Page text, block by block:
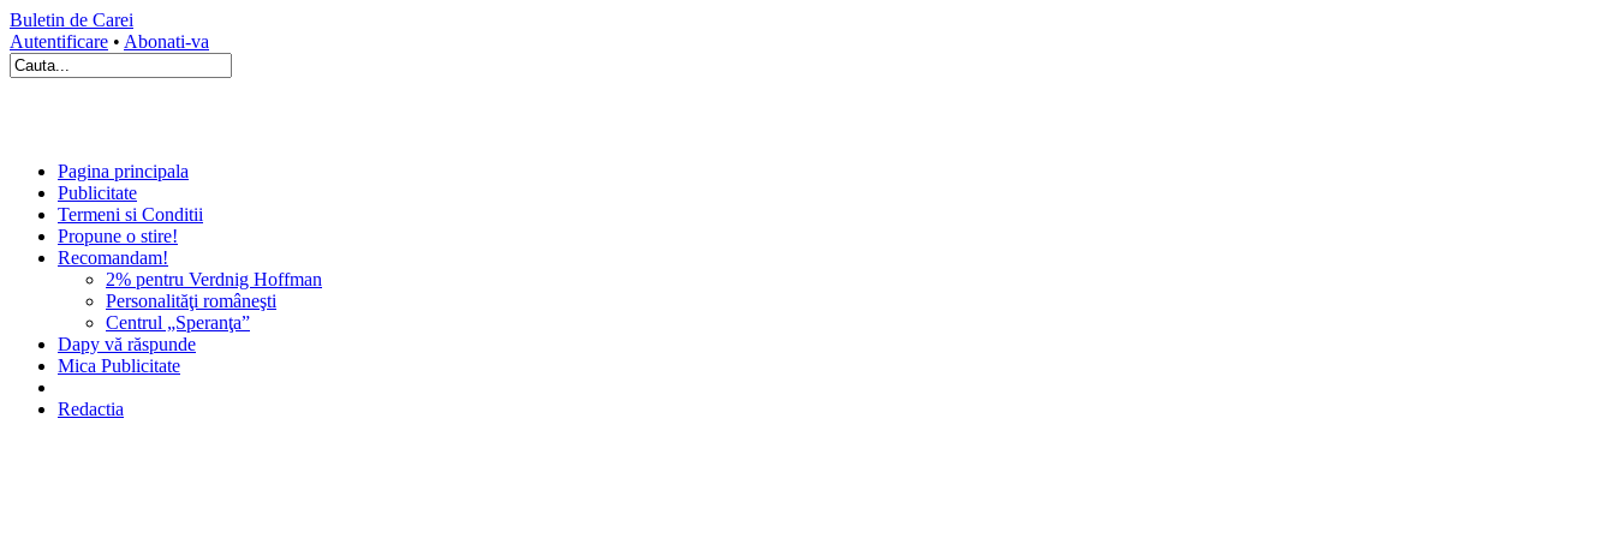
Buletin de Carei
Autentificare • Abonati-va
Pagina principala
Publicitate
Termeni si Conditii
Propune o stire!
Recomandam!
2% pentru Verdnig Hoffman
Personalităţi româneşti
Centrul „Speranţa”
Dapy vă răspunde
Mica Publicitate
Redactia